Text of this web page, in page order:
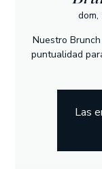
dom,
Nuestro
puntualidad
Las